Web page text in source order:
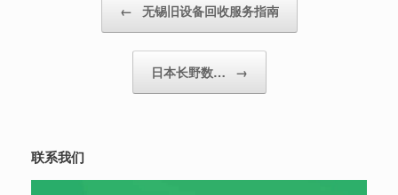
← 无锡旧设备回收服务指南
日本长野数… →
联系我们